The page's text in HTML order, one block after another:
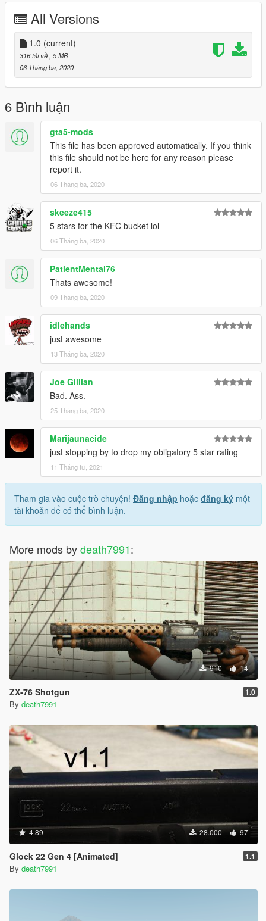
All Versions
1.0 (current)
316 tải về , 5 MB
06 Tháng ba, 2020
6 Bình luận
gta5-mods
This file has been approved automatically. If you think
this file should not be here for any reason please
report it.
06 Tháng ba, 2020
skeeze415
5 stars for the KFC bucket lol
06 Tháng ba, 2020
PatientMental76
Thats awesome!
09 Tháng ba, 2020
idlehands
just awesome
13 Tháng ba, 2020
Joe Gillian
Bad. Ass.
25 Tháng ba, 2020
Marijaunacide
just stopping by to drop my obligatory 5 star rating
11 Tháng tư, 2021
Tham gia vào cuộc trò chuyện! Đăng nhập hoặc đăng ký một
tài khoản để có thể bình luận.
More mods bydeath7991:
910 14
ZX-76 Shotgun 1.0
By death7991
4.89 28.000 97
Glock 22 Gen 4 [Animated] 1.1
By death7991